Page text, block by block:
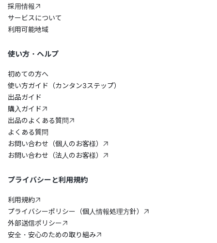
採用情報
サービスについて
利用可能地域
使い方・ヘルプ
初めての方へ
使い方ガイド（カンタン3ステップ）
出品ガイド
購入ガイド
出品のよくある質問
よくある質問
お問い合わせ（個人のお客様）
お問い合わせ（法人のお客様）
プライバシーと利用規約
利用規約
プライバシーポリシー（個人情報処理方針）
外部送信ポリシー
安全・安心のための取り組み